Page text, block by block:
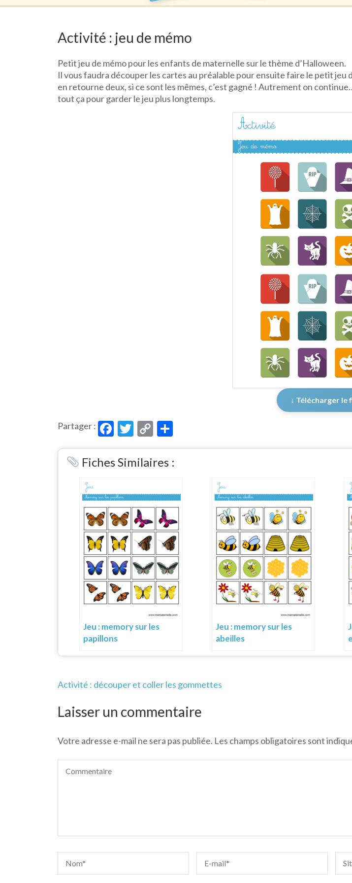
Activité : jeu de mémo
Petit jeu de mémo pour les enfants de maternelle sur le thème d’Halloween.
Il vous faudra découper les cartes au préalable pour ensuite faire le petit jeu
en retourne deux, si ce sont les mêmes, c’est gagné ! Autrement on
tout ça pour garder le jeu plus longtemps.
↓ Télécharger le
Partager : Facebook
Twitter
Copy
Link
Fiches Similaires :
Jeu : memory sur les
papillons
Jeu : memory sur les
abeilles
Navigation
l’article
Activité : découper et coller les gommettes
Laisser un commentaire
Votre adresse e-mail ne sera pas publiée. Les champs obligatoires sont